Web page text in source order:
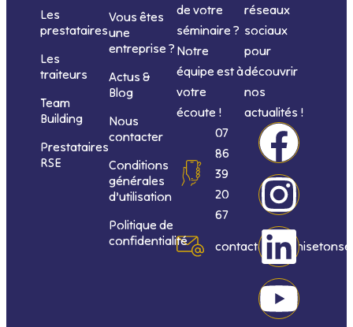
Les
prestataires
Les
traiteurs
Team
Building
Prestataires
RSE
Vous êtes
une
entreprise ?
Actus &
Blog
Nous
contacter
Conditions
générales
d’utilisation
Politique de
confidentialité
de votre
séminaire ?
Notre
équipe est à
votre
écoute !
07
86
39
20
67
réseaux
sociaux
pour
découvrir
nos
actualités !
F
a
c
e
b
I
n
s
t
a
L
i
n
k
e
Y
o
u
t
u